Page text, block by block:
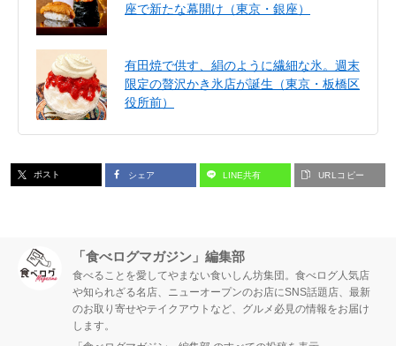
座で新たな幕開け（東京・銀座）
有田焼で供す、絹のように繊細な氷。週末
限定の贅沢かき氷店が誕生（東京・板橋区
役所前）
ポスト シェア LINE共有 URLコピー
「食べログマガジン」編集部
食べることを愛してやまない食いしん坊集団。食べログ人気店
や知られざる名店、ニューオープンのお店にSNS話題店、最新
のお取り寄せやテイクアウトなど、グルメ必見の情報をお届け
します。